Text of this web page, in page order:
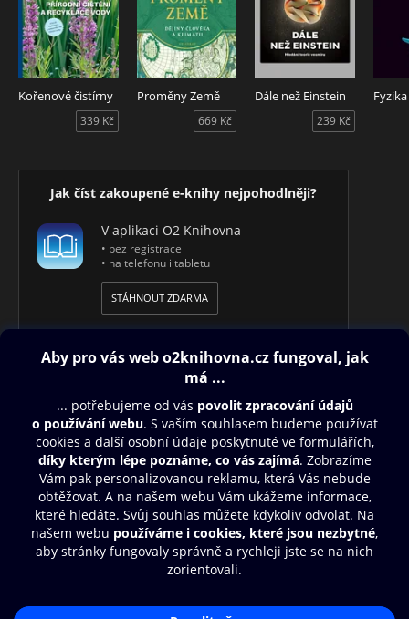
Kořenové čistírny
339 Kč
Proměny Země
669 Kč
Dále než Einstein
239 Kč
Jak číst zakoupené e-knihy nejpohodlněji?
V aplikaci O2 Knihovna
• bez registrace
• na telefonu i tabletu
STÁHNOUT ZDARMA
Obsah ke stažení
Moje O2 Knihovna
Další zábava
© O2 Czech Republic a.s.